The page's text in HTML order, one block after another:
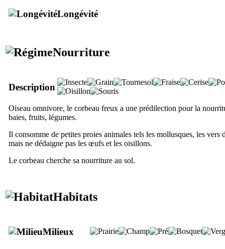
Longévité
Nourriture
Description
Oiseau omnivore, le corbeau freux a une prédilection pour la
baies, fruits, légumes.
Il consomme de petites proies animales tels les mollusques, les vers
mais ne dédaigne pas les œufs et les oisillons.
Le corbeau cherche sa nourriture au sol.
Habitats
Milieux